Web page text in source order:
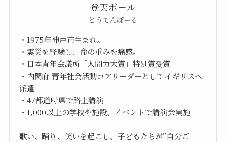
登天ポール
とうてんぽーる
・1975年神戸市生まれ。
・震災を経験し、命の重みを痛感。
・日本青年会議所「人間力大賞」特別賞受賞
・内閣府 青年社会活動コアリーダーとしてイギリスへ
派遣
・47都道府県で路上講演
・1,000以上の学校や施設、イベントで講演会実施
歌い、踊り、笑いを起こし、子どもたちが”自分ご